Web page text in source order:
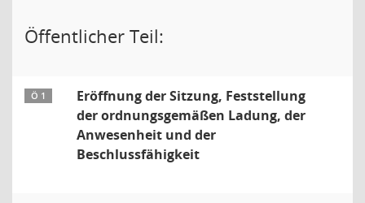
Öffentlicher Teil:
Ö 1
Eröffnung der Sitzung, Feststellung
der ordnungsgemäßen Ladung, der
Anwesenheit und der
Beschlussfähigkeit